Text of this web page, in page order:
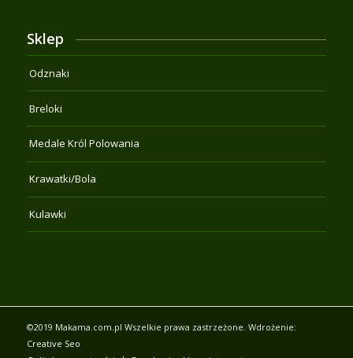
Sklep
Odznaki
Breloki
Medale Król Polowania
Krawatki/Bola
Kulawki
©2019 Makama.com.pl Wszelkie prawa zastrzeżone. Wdrożenie:
Creative Seo